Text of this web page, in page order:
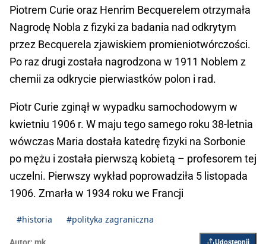
Piotrem Curie oraz Henrim Becquerelem otrzymała
Nagrodę Nobla z fizyki za badania nad odkrytym
przez Becquerela zjawiskiem promieniotwórczości.
Po raz drugi została nagrodzona w 1911 Noblem z
chemii za odkrycie pierwiastków polon i rad.
Piotr Curie zginął w wypadku samochodowym w
kwietniu 1906 r. W maju tego samego roku 38-letnia
wówczas Maria dostała katedrę fizyki na Sorbonie
po mężu i została pierwszą kobietą – profesorem tej
uczelni. Pierwszy wykład poprowadziła 5 listopada
1906. Zmarła w 1934 roku we Francji
#historia #polityka zagraniczna